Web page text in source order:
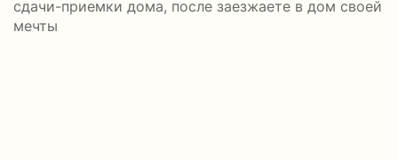
сдачи-приемки дома, после заезжаете в дом своей
мечты